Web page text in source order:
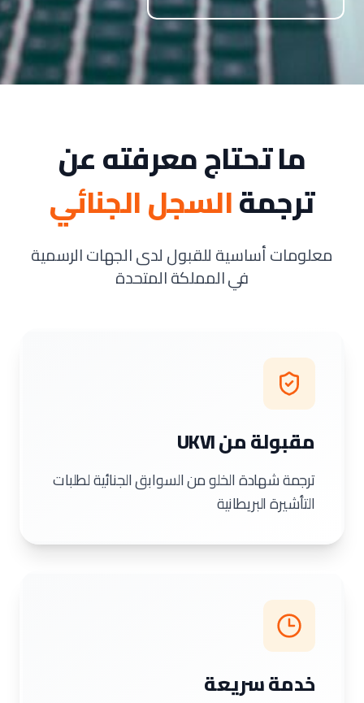
ما تحتاج معرفته عن
ترجمةالسجل الجنائي
معلومات أساسية للقبول لدى الجهات الرسمية
في المملكة المتحدة
مقبولة من UKVI
ترجمة شهادة الخلو من السوابق الجنائية لطلبات
التأشيرة البريطانية
خدمة سريعة